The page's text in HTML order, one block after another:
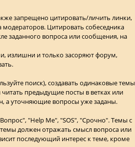
запрещено цитировать/личить линки,
Цитировать собеседника
заданного вопроса или сообщения, на
излишни и только засоряют форум,
поиск), создавать одинаковые темы
предыдущие посты в ветках или
а уточняющие вопросы уже заданы.
"Help Me", "SOS", "Срочно". Темы с
должен отражать смысл вопроса или
последующий интерес к теме, кроме